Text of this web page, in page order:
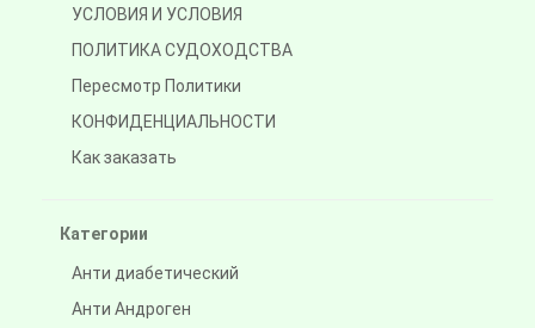
УСЛОВИЯ И УСЛОВИЯ
ПОЛИТИКА СУДОХОДСТВА
Пересмотр Политики
КОНФИДЕНЦИАЛЬНОСТИ
Как заказать
Категории
Анти диабетический
Анти Андроген